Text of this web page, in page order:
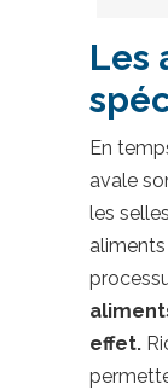
Les
En
avale
les
effet.